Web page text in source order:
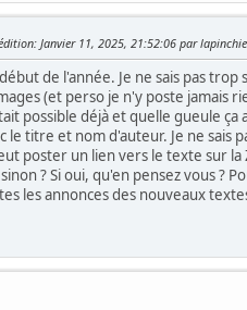
: Janvier 11, 2025, 21:52:06 par
de l'année. Je ne sais pas trop
(et perso je n'y poste jamais
possible déjà et quelle gueule ça
titre et nom d'auteur. Je ne sais
poster un lien vers le texte sur la
? Si oui, qu'en pensez vous ?
les annonces des nouveaux